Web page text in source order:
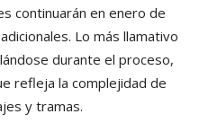
continuarán en enero de
Lo más llamativo
durante el proceso,
refleja la complejidad de
y tramas.